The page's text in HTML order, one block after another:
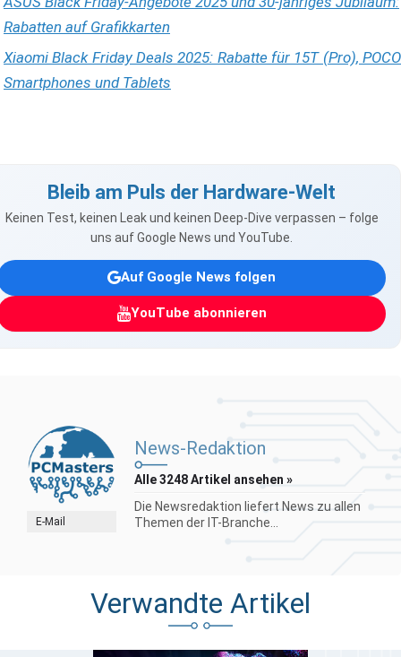
Rabatten auf Grafikkarten
Xiaomi Black Friday Deals 2025: Rabatte für 15T (Pro), POCO
Smartphones und Tablets
Bleib am Puls der Hardware-Welt
Keinen Test, keinen Leak und keinen Deep-Dive verpassen – folge
uns auf Google News und YouTube.
Auf Google News folgen
YouTube abonnieren
E-Mail
News-Redaktion
Alle 3248 Artikel ansehen »
Die Newsredaktion liefert News zu allen
Themen der IT-Branche...
Verwandte Artikel